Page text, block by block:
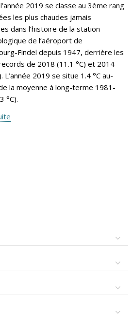
2019 se classe au 3ème rang
les plus chaudes jamais
dans l’histoire de la station
de l’aéroport de
Findel depuis 1947, derrière les
de 2018 (11.1 °C) et 2014
L’année 2019 se situe 1.4 °C au-
la moyenne à long-terme 1981-
°C).